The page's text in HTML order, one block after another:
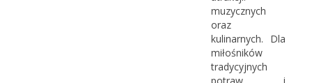
muzycznych
oraz
kulinarnych. Dla
miłośników
tradycyjnych